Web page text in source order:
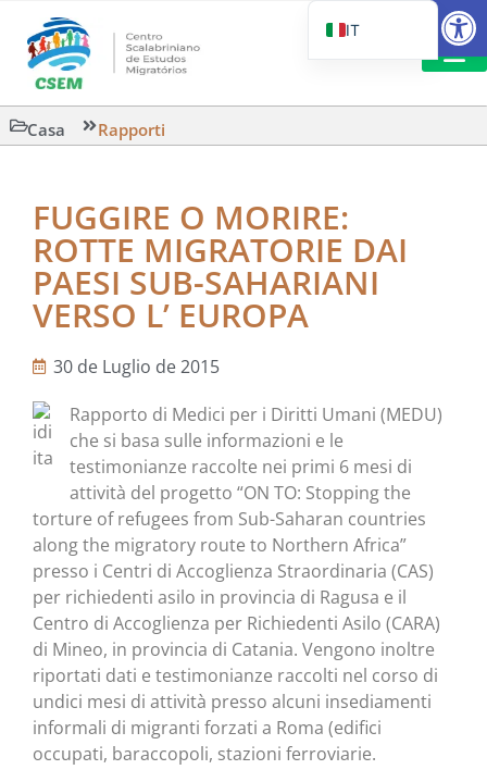
Casa Rapporti
FUGGIRE O MORIRE:
ROTTE MIGRATORIE DAI
PAESI SUB-SAHARIANI
VERSO L’ EUROPA
30 de Luglio de 2015
Rapporto di Medici per i Diritti Umani (MEDU)
che si basa sulle informazioni e le
testimonianze raccolte nei primi 6 mesi di
attività del progetto “ON TO: Stopping the
torture of refugees from Sub-Saharan countries
along the migratory route to Northern Africa”
presso i Centri di Accoglienza Straordinaria (CAS)
per richiedenti asilo in provincia di Ragusa e il
Centro di Accoglienza per Richiedenti Asilo (CARA)
di Mineo, in provincia di Catania. Vengono inoltre
riportati dati e testimonianze raccolti nel corso di
undici mesi di attività presso alcuni insediamenti
informali di migranti forzati a Roma (edifici
occupati, baraccopoli, stazioni ferroviarie.
IT
EN